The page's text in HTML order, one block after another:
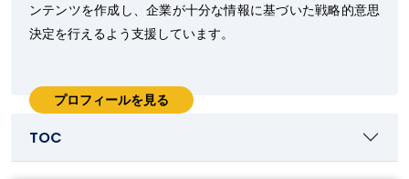
ンテンツを作成し、企業が十分な情報に基づいた戦略的意思
決定を行えるよう支援しています。
プロフィールを見る
TOC